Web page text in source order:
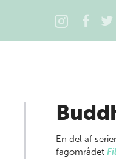
En del af
fagområdet